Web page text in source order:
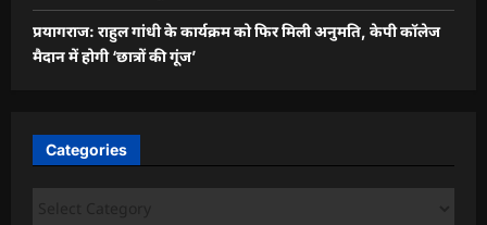
प्रयागराज: राहुल गांधी के कार्यक्रम को फिर मिली अनुमति, केपी कॉलेज
मैदान में होगी ‘छात्रों की गूंज’
Categories